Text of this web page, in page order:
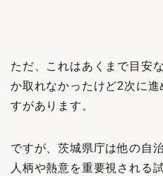
ただ、これはあくまで目安
か取れなかったけど2次に
すがあります。
ですが、茨城県庁は他の自
人柄や熱意を重要視される